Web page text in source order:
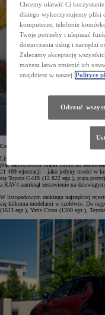
Corolla najpopularniejszym modelem
Lista dziesięciu najczęściej
pięć samochodów marki trafiło do
21 489 rejestracji – jako jedyny model w
się Toyota C-HR (12 822 egz.), piątą
a RAV4 zamknął zestawienie na
W listopadowym rankingu najczęściej
się kilkoma modelami w czołówce. Do
(1613 egz.), Yaris Cross (1200 egz.),
Chcemy ułatwić Ci
dlatego wykorzystujemy pliki
komputerze, telefonie
Twoje potrzeby i ulepszać
dostarczania usług i narzędzi
Zalecamy akceptację
możesz łatwo zmienić ich
znajdziesz w naszej Polityce
Odrzuć